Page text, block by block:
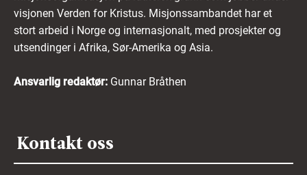
visjonen Verden for Kristus. Misjonssambandet har et
stort arbeid i Norge og internasjonalt, med prosjekter og
utsendinger i Afrika, Sør-Amerika og Asia.
Ansvarlig redaktør: Gunnar Bråthen
Kontakt oss